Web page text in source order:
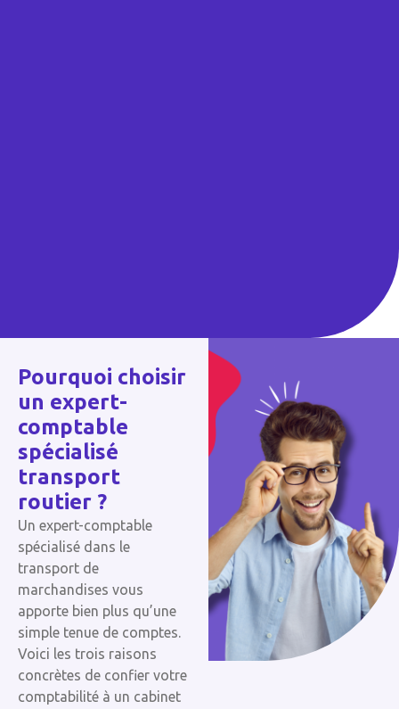
Pourquoi choisir
un expert-
comptable
spécialisé
transport
routier ?
Un expert-comptable
spécialisé dans le
transport de
marchandises vous
apporte bien plus qu’une
simple tenue de comptes.
Voici les trois raisons
concrètes de confier votre
comptabilité à un cabinet